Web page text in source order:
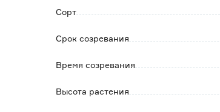
Сорт
Срок созревания
Время созревания
Высота растения